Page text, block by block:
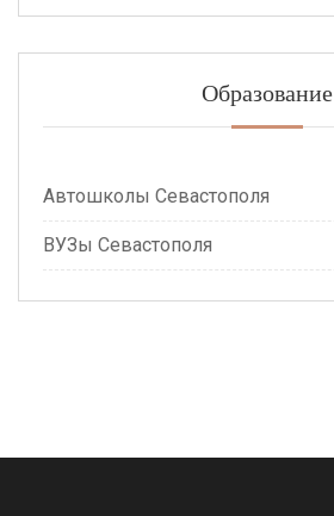
Образование
Автошколы Севастополя
ВУЗы Севастополя